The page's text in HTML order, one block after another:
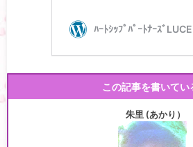
この記事を書いてい
朱里 (あかり）